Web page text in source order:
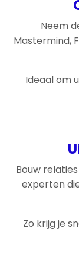
Neem
Mastermind,
Ideaal om
Bouw
experten
Zo krijg je